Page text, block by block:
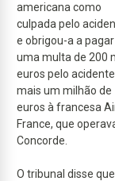
americana como
culpada pelo
e obrigou-a a pagar
uma multa de 200
euros pelo
mais um milhão de
euros à francesa
France, que
Concorde.
O tribunal disse que